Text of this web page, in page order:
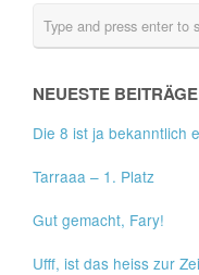
NEUESTE BEITRÄGE
Die 8 ist ja bekanntlich
Tarraaa – 1. Platz
Gut gemacht, Fary!
Ufff, ist das heiss zur